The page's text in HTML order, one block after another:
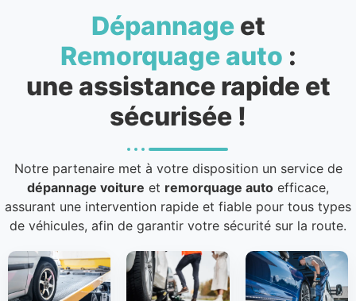
Dépannageet
Remorquage auto :
une assistance rapide et
sécurisée !
Notre partenaire met à votre disposition un service de
dépannage voiture et remorquage auto efficace,
assurant une intervention rapide et fiable pour tous types
de véhicules, afin de garantir votre sécurité sur la route.